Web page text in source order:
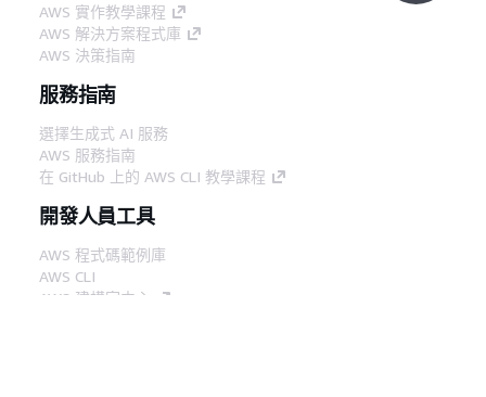
AWS 實作教學課程
AWS 解決方案程式庫
AWS 決策指南
服務指南
選擇生成式 AI 服務
AWS 服務指南
在 GitHub 上的 AWS CLI 教學課程
開發人員工具
AWS 程式碼範例庫
AWS CLI
AWS 建構家中心